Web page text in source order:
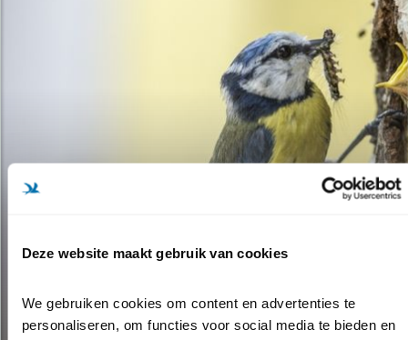
Deze website maakt gebruik van cookies
We gebruiken cookies om content en advertenties te
personaliseren, om functies voor social media te bieden en
EIKENPROCESSIERUPS EFFECTIEF
BESTRIJDEN